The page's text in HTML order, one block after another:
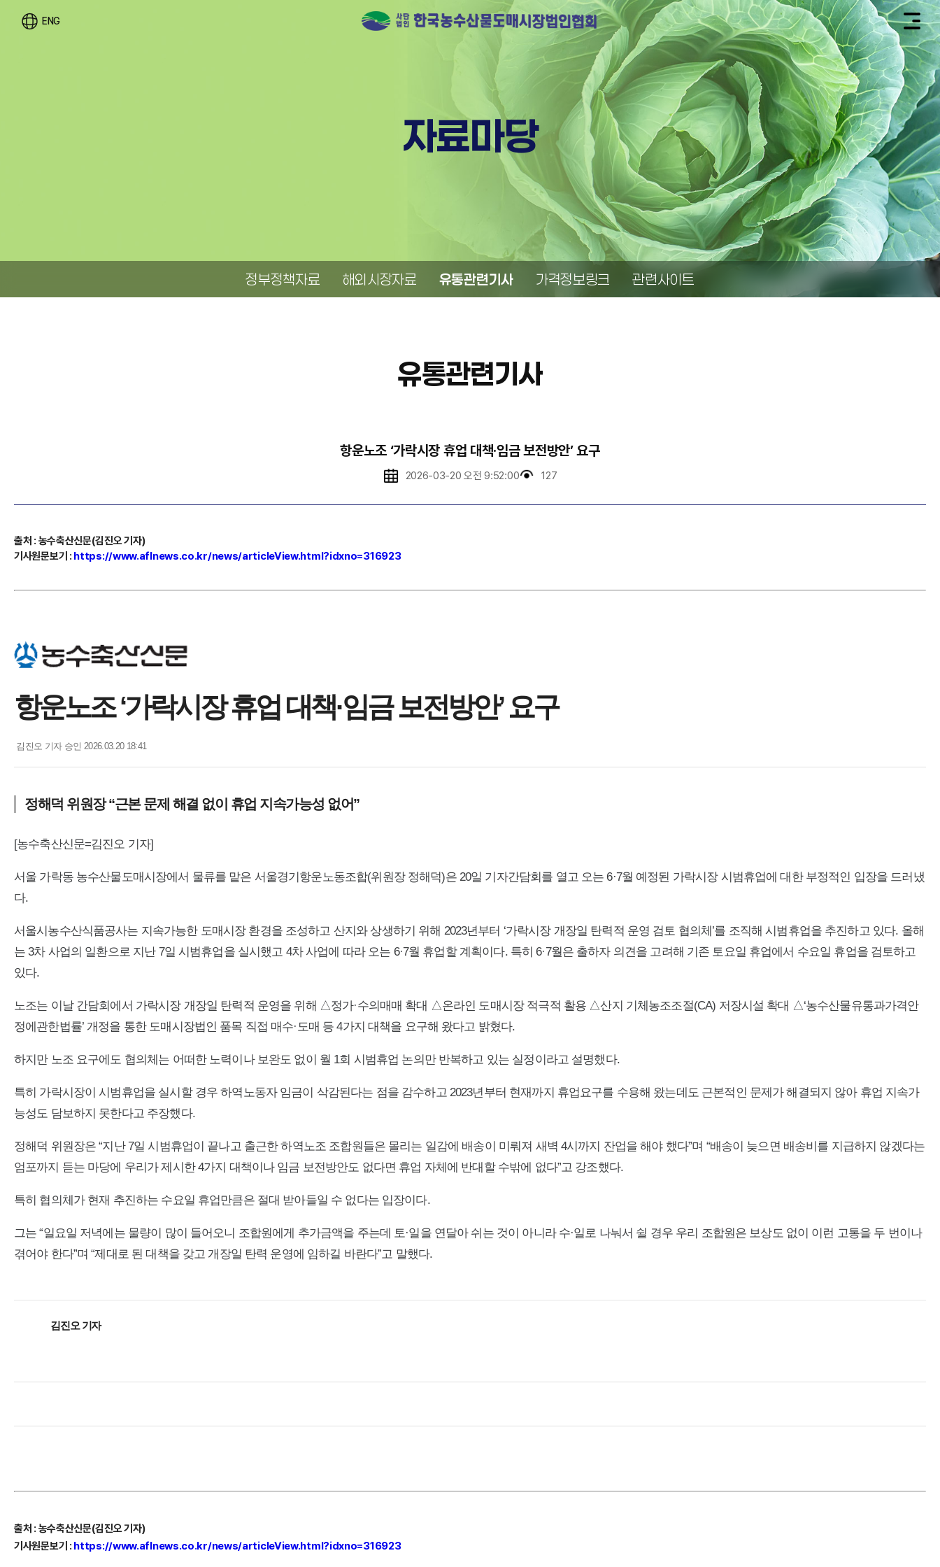
ENG
자료마당
정부정책자료 해외시장자료 유통관련기사 가격정보링크 관련사이트
유통관련기사
항운노조 ‘가락시장 휴업 대책·임금 보전방안’ 요구
2026-03-20 오전 9:52:00 127
출처 : 농수축산신문(김진오 기자)
기사원문보기 : https://www.aflnews.co.kr/news/articleView.html?idxno=316923
항운노조 ‘가락시장 휴업 대책·임금 보전방안’ 요구
김진오 기자승인 2026.03.20 18:41
정해덕 위원장 “근본 문제 해결 없이 휴업 지속가능성 없어”
[농수축산신문=김진오 기자]
서울 가락동 농수산물도매시장에서 물류를 맡은 서울경기항운노동조합(위원장 정해덕)은 20일 기자간담회를 열고 오는 6·7월 예정된 가락시장 시범휴업에 대한 부정적인 입장을 드러냈
다.
서울시농수산식품공사는 지속가능한 도매시장 환경을 조성하고 산지와 상생하기 위해 2023년부터 ‘가락시장 개장일 탄력적 운영 검토 협의체’를 조직해 시범휴업을 추진하고 있다. 올해
는 3차 사업의 일환으로 지난 7일 시범휴업을 실시했고 4차 사업에 따라 오는 6·7월 휴업할 계획이다. 특히 6·7월은 출하자 의견을 고려해 기존 토요일 휴업에서 수요일 휴업을 검토하고
있다.
노조는 이날 간담회에서 가락시장 개장일 탄력적 운영을 위해 △정가·수의매매 확대 △온라인 도매시장 적극적 활용 △산지 기체농조조절(CA) 저장시설 확대 △‘농수산물유통과가격안
정에관한법률’ 개정을 통한 도매시장법인 품목 직접 매수·도매 등 4가지 대책을 요구해 왔다고 밝혔다.
하지만 노조 요구에도 협의체는 어떠한 노력이나 보완도 없이 월 1회 시범휴업 논의만 반복하고 있는 실정이라고 설명했다.
특히 가락시장이 시범휴업을 실시할 경우 하역노동자 임금이 삭감된다는 점을 감수하고 2023년부터 현재까지 휴업요구를 수용해 왔는데도 근본적인 문제가 해결되지 않아 휴업 지속가
능성도 담보하지 못한다고 주장했다.
정해덕 위원장은 “지난 7일 시범휴업이 끝나고 출근한 하역노조 조합원들은 몰리는 일감에 배송이 미뤄져 새벽 4시까지 잔업을 해야 했다”며 “배송이 늦으면 배송비를 지급하지 않겠다는
엄포까지 듣는 마당에 우리가 제시한 4가지 대책이나 임금 보전방안도 없다면 휴업 자체에 반대할 수밖에 없다”고 강조했다.
특히 협의체가 현재 추진하는 수요일 휴업만큼은 절대 받아들일 수 없다는 입장이다.
그는 “일요일 저녁에는 물량이 많이 들어오니 조합원에게 추가금액을 주는데 토·일을 연달아 쉬는 것이 아니라 수·일로 나눠서 쉴 경우 우리 조합원은 보상도 없이 이런 고통을 두 번이나
겪어야 한다”며 “제대로 된 대책을 갖고 개장일 탄력 운영에 임하길 바란다”고 말했다.
김진오 기자
출처 : 농수축산신문(김진오 기자)
기사원문보기 : https://www.aflnews.co.kr/news/articleView.html?idxno=316923